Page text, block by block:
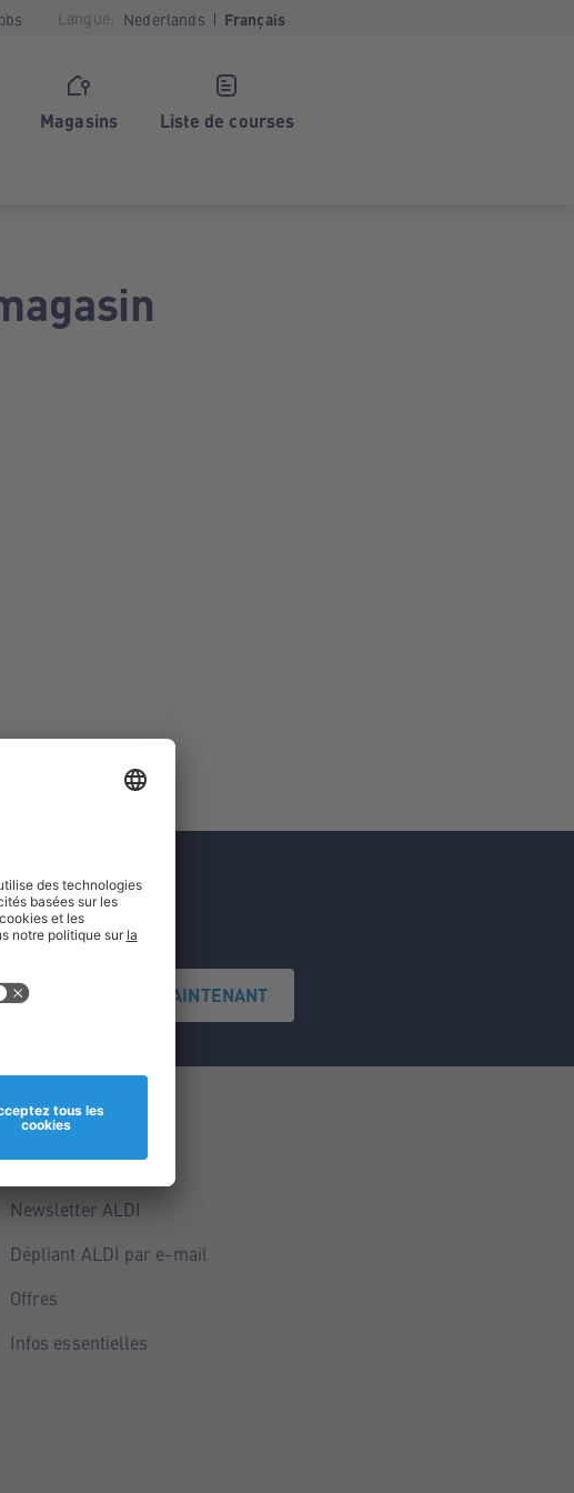
Langue: Nederlands Français
Magasins Liste de courses
S'INSCRIRE MAINTENANT
Service
Points ALDI
Newsletter ALDI
Dépliant ALDI par e-mail
Offres
Infos essentielles